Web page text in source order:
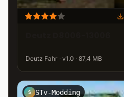
Deutz Fahr · v1.0 · 87,4 MB
S STv-Modding